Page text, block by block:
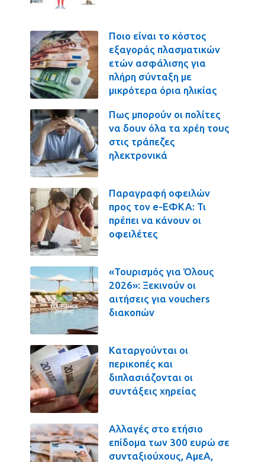
Ποιο είναι το κόστος
εξαγοράς πλασματικών
ετών ασφάλισης για
πλήρη σύνταξη με
μικρότερα όρια ηλικίας
Πως μπορούν οι πολίτες
να δουν όλα τα χρέη τους
στις τράπεζες
ηλεκτρονικά
Παραγραφή οφειλών
προς τον e-ΕΦΚΑ: Τι
πρέπει να κάνουν οι
οφειλέτες
«Τουρισμός για Όλους
2026»: Ξεκινούν οι
αιτήσεις για vouchers
διακοπών
Καταργούνται οι
περικοπές και
διπλασιάζονται οι
συντάξεις χηρείας
Αλλαγές στο ετήσιο
επίδομα των 300 ευρώ σε
συνταξιούχους, ΑμεΑ,